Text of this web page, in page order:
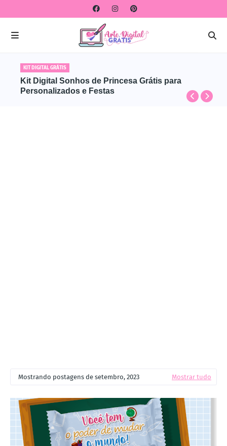
KIT DIGITAL GRÁTIS
Kit Digital Sonhos de Princesa Grátis para
Personalizados e Festas
Mostrando postagens de setembro, 2023 Mostrar tudo